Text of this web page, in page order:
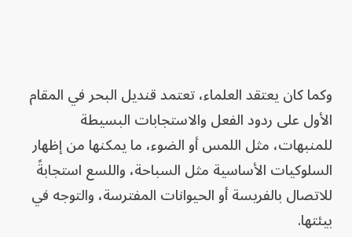
وكما كان يعتقد العلماء، تعتمد قنديل البحر في المقام
الأول على ردود الفعل والاستجابات البسيطة
للمنبهات، مثل اللمس أو الضوء، ما يمكنها من إظهار
السلوكيات الأساسية مثل السباحة، واللسع استجابةً
للاتصال بالفريسة أو الحيوانات المفترسة، والتوجه في
بيئتها.